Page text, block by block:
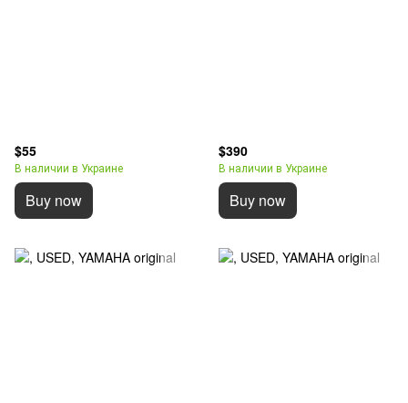
$55
В наличии в Украине
Buy now
$390
В наличии в Украине
Buy now